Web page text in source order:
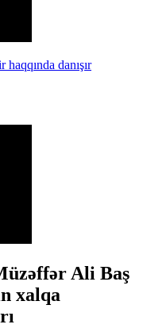
danışır
Ali Baş
xalqa